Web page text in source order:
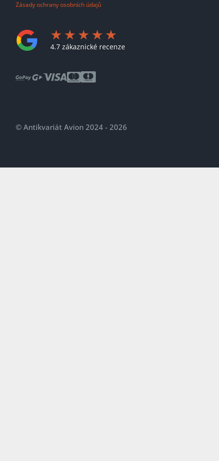
Zásady ochrany osobních údajů
4.7 zákaznické recenze
© Antikvariát Avion 2024 - 2026